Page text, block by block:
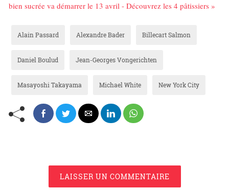
bien sucrée va démarrer le 13 avril - Découvrez les 4 pâtissiers »
Alain Passard Alexandre Bader Billecart Salmon
Daniel Boulud Jean-Georges Vongerichten
Masayoshi Takayama Michael White New York City
LAISSER UN COMMENTAIRE